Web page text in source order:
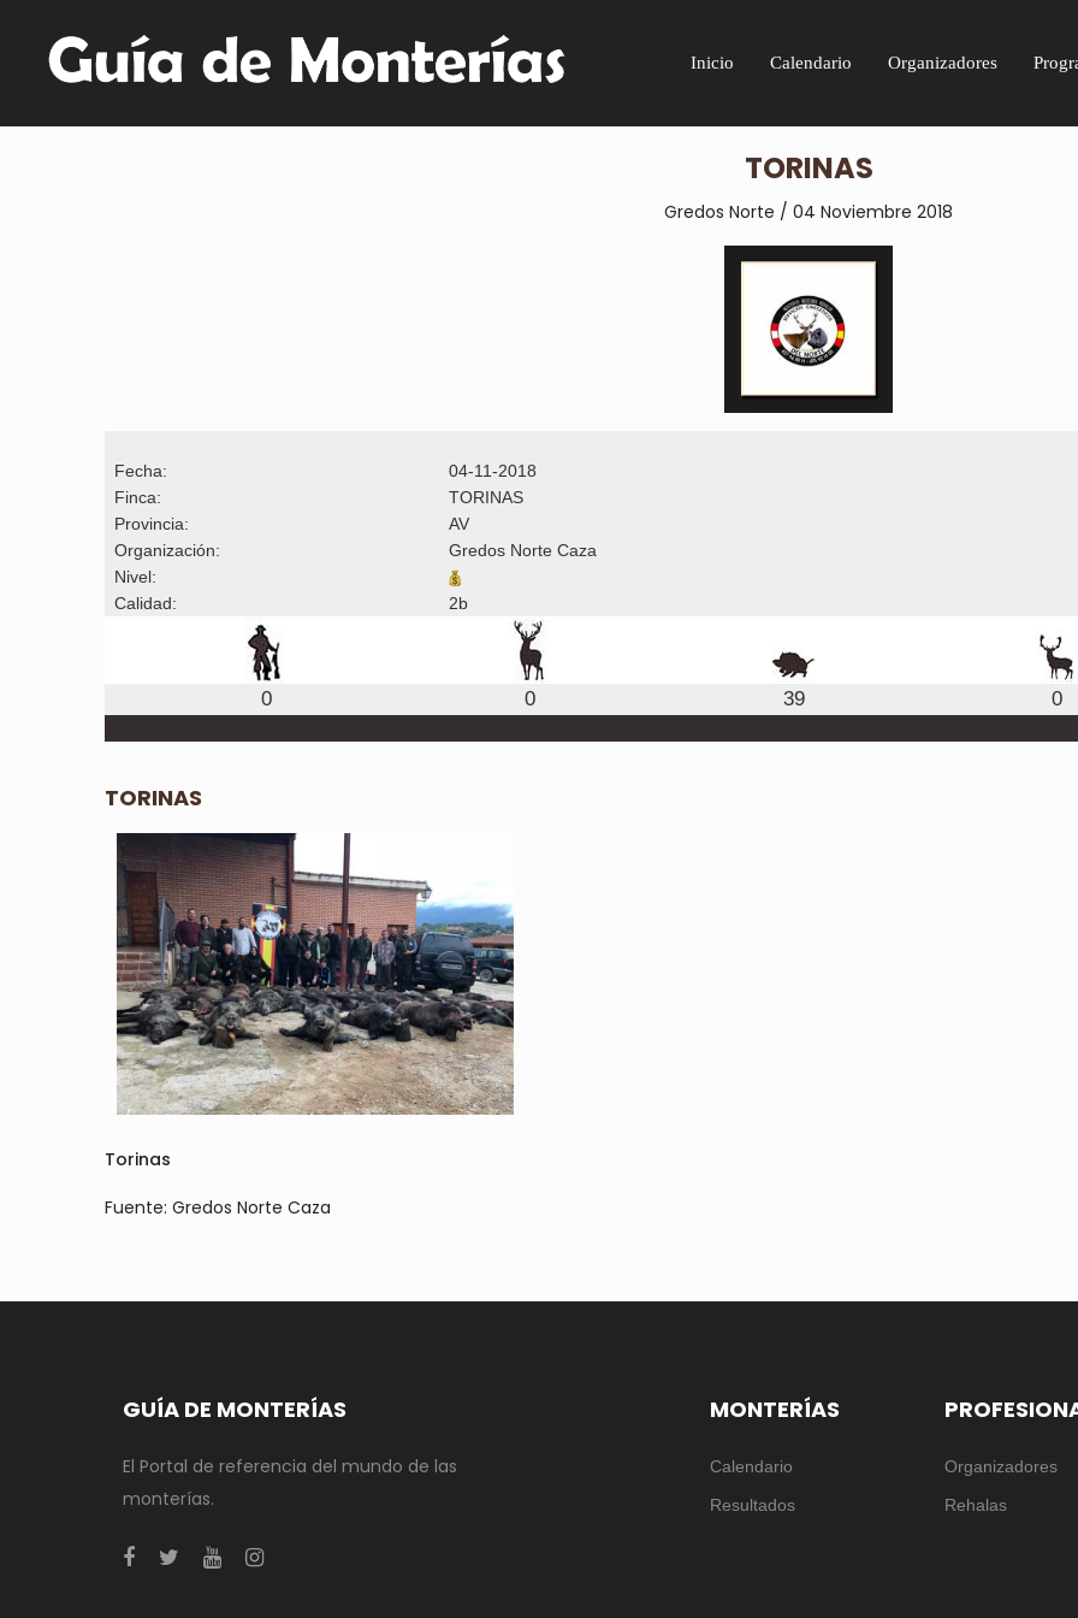
Inicio Calendario Organizadores
TORINAS
Gredos Norte / 04 Noviembre 2018
Fecha:
04-11-2018
Finca:
TORINAS
Provincia:
AV
Organización:
Gredos Norte Caza
Nivel:
Calidad:
2b
0 0 39 0
TORINAS
Torinas
Fuente: Gredos Norte Caza
GUÍA DE MONTERÍAS
El Portal de referencia del mundo de las
monterías.
MONTERÍAS
Calendario
Resultados
Organizadores
Rehalas